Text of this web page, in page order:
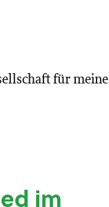
für meine
im